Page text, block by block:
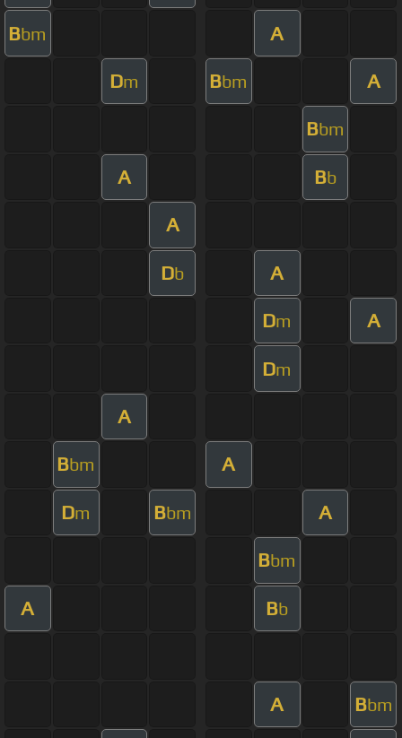
Bbm A
Dm Bbm A
Bbm
A Bb
A
Db A
Dm A
Dm
A
Bbm A
Dm Bbm A
Bbm
A Bb
A Bbm